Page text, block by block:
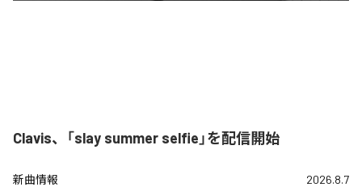
Clavis、「slay summer selfie」を配信開始
新曲情報 2026.8.7